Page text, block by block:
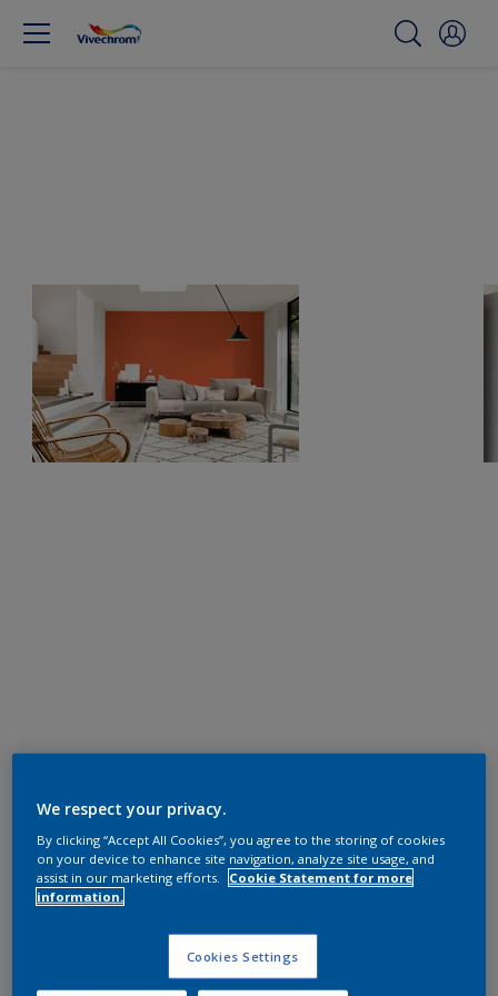
We respect your privacy.
By clicking “Accept All Cookies”, you agree to the storing of cookies
on your device to enhance site navigation, analyze site usage, and
assist in our marketing efforts.
Cookie Statement for more
information.
Cookies Settings